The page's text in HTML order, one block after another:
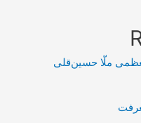
ملّا حسین‌قلی